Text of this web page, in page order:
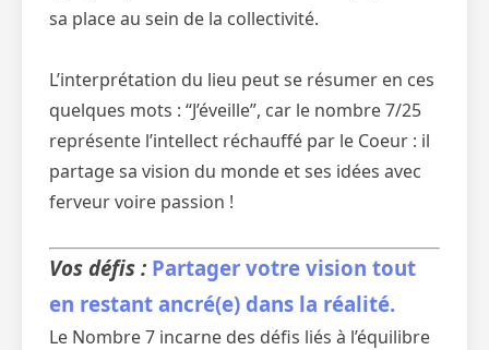
sa place au sein de la collectivité.
L’interprétation du lieu peut se résumer en ces
quelques mots : “J’éveille”, car le nombre 7/25
représente l’intellect réchauffé par le Coeur : il
partage sa vision du monde et ses idées avec
ferveur voire passion !
Vos défis : Partager votre vision tout
en restant ancré(e) dans la réalité.
Le Nombre 7 incarne des défis liés à l’équilibre